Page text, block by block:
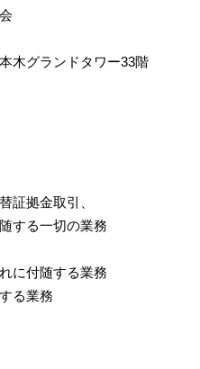
木グランドタワー33階
証拠金取引、
する一切の業務
に付随する業務
る業務